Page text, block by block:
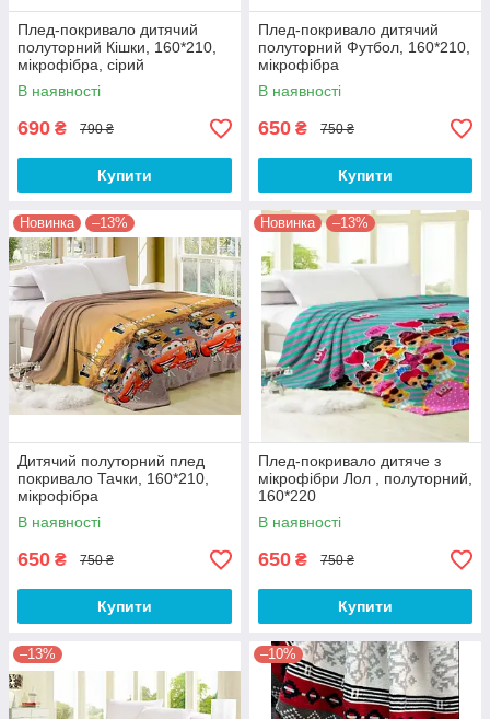
Плед-покривало дитячий
полуторний Кішки, 160*210,
мікрофібра, сірий
В наявності
690 ₴ 790 ₴
Купити
Плед-покривало дитячий
полуторний Футбол, 160*210,
мікрофібра
В наявності
650 ₴ 750 ₴
Купити
Новинка –13%
Дитячий полуторний плед
покривало Тачки, 160*210,
мікрофібра
В наявності
650 ₴ 750 ₴
Купити
Новинка –13%
Плед-покривало дитяче з
мікрофібри Лол , полуторний,
160*220
В наявності
650 ₴ 750 ₴
Купити
–13% –10%